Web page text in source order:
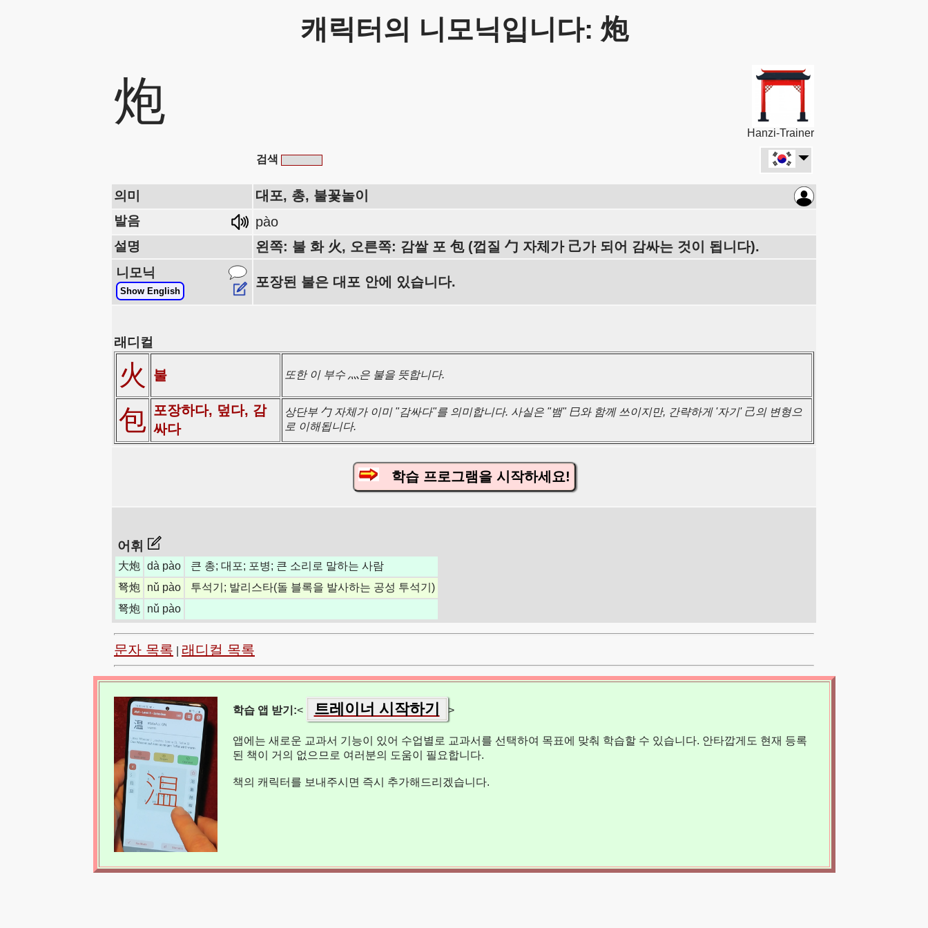
캐릭터의 니모닉입니다: 炮
炮
Hanzi-Trainer
검색
의미 대포, 총, 불꽃놀이
발음 pào
설명 왼쪽: 불 화 火, 오른쪽: 감쌀 포 包 (껍질 勹 자체가 己가 되어 감싸는 것이 됩니다).
니모닉
Show English
포장된 불은 대포 안에 있습니다.
래디컬
火 불 또한 이 부수 灬은 불을 뜻합니다.
包 포장하다, 덮다, 감
싸다
상단부 勹 자체가 이미 "감싸다"를 의미합니다. 사실은 "뱀" 巳와 함께 쓰이지만, 간략하게 '자기' 己의 변형으
로 이해됩니다.
학습 프로그램을 시작하세요!
어휘
大炮 dà pào
큰 총; 대포; 포병; 큰 소리로 말하는 사람
弩炮
nǔ pào
투석기; 발리스타(돌 블록을 발사하는 공성 투석기)
弩炮
nǔ pào
문자 목록 래디컬 목록
학습 앱 받기:< 트레이너 시작하기 >
앱에는 새로운 교과서 기능이 있어 수업별로 교과서를 선택하여 목표에 맞춰 학습할 수 있습니다. 안타깝게도 현재 등록
된 책이 거의 없으므로 여러분의 도움이 필요합니다.
책의 캐릭터를 보내주시면 즉시 추가해드리겠습니다.